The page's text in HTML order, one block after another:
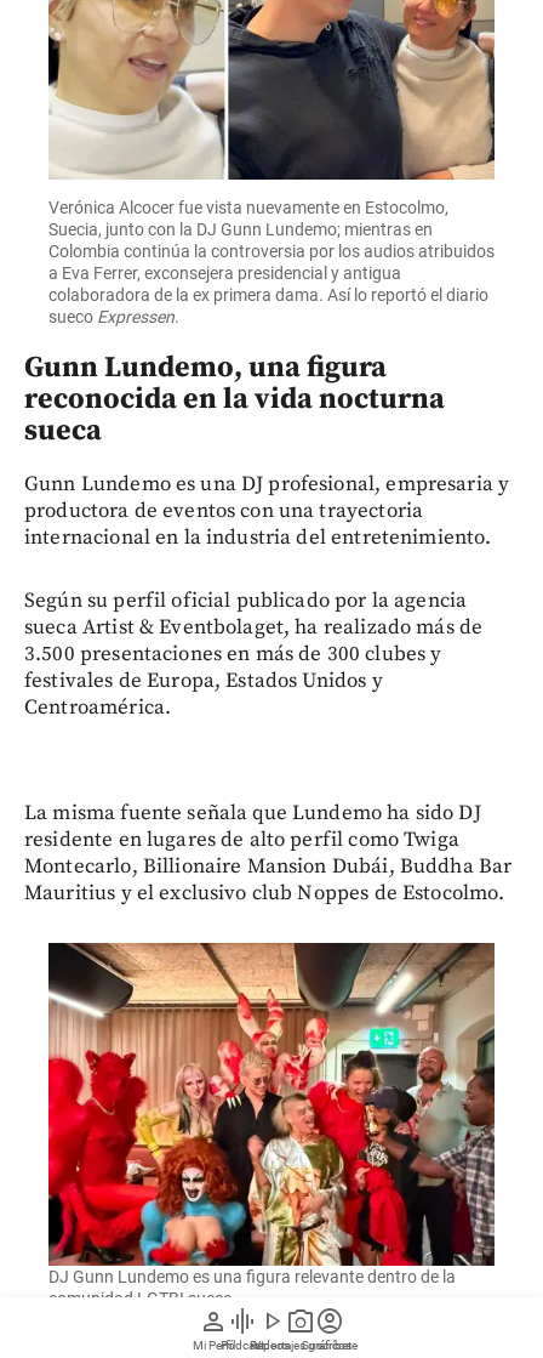
person
Mi Perfil
graphic_eq
Pódcast
play_arrow
Videos
photo_camera
Reportajes gráficos
account_circle
Suscríbete
Verónica Alcocer fue vista nuevamente en Estocolmo,
Suecia, junto con la DJ Gunn Lundemo; mientras en
Colombia continúa la controversia por los audios atribuidos
a Eva Ferrer, exconsejera presidencial y antigua
colaboradora de la ex primera dama. Así lo reportó el diario
sueco Expressen.
Gunn Lundemo, una figura
reconocida en la vida nocturna
sueca
Gunn Lundemo es una DJ profesional, empresaria y
productora de eventos con una trayectoria
internacional en la industria del entretenimiento.
Según su perfil oficial publicado por la agencia
sueca Artist & Eventbolaget, ha realizado más de
3.500 presentaciones en más de 300 clubes y
festivales de Europa, Estados Unidos y
Centroamérica.
La misma fuente señala que Lundemo ha sido DJ
residente en lugares de alto perfil como Twiga
Montecarlo, Billionaire Mansion Dubái, Buddha Bar
Mauritius y el exclusivo club Noppes de Estocolmo.
DJ Gunn Lundemo es una figura relevante dentro de la
comunidad LGTBI sueca.